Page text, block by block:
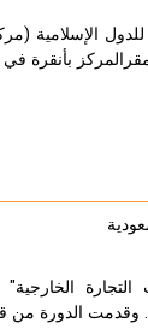
الإسلامية
في 26 ديسمبر 2011.
التجارة